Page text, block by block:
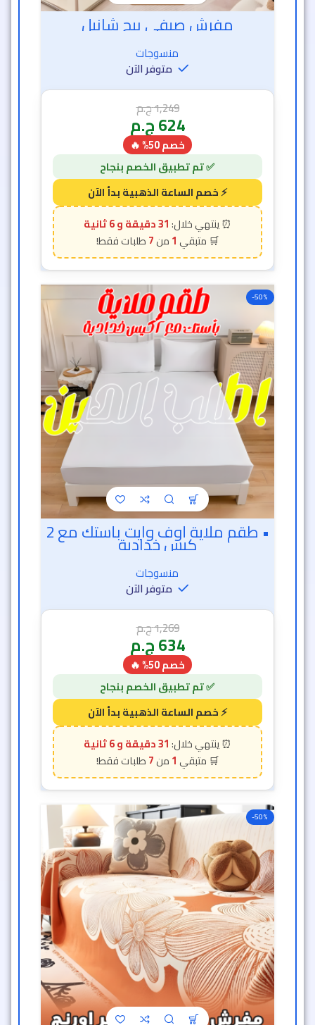
مفرش صيفي بيج شانيل
منسوجات
متوفر الآن
1,249ج.م
624ج.م
خصم 50% 🔥
31 دقيقة و 2 ثانية
1
7
-50%
• طقم ملاية أوف وايت بأستك مع 2 كيس خدادية
منسوجات
متوفر الآن
1,269ج.م
634ج.م
خصم 50% 🔥
31 دقيقة و 2 ثانية
1
7
-50%